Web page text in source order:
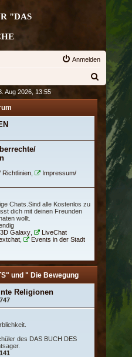
"DAS
Anmelden
Aug 2026, 13:55
Richtlinien,
Impressum/
Chats.Sind alle Kostenlos zu
dich mit deinen Freunden
wollt.
Galaxy,
LiveChat
,
Events in der Stadt
und " Die Bewegung
Religionen
des DAS BUCH DES